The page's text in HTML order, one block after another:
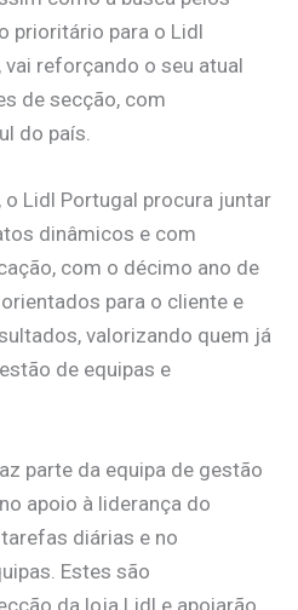
prioritário para o Lidl
reforçando o seu atual
de secção, com
do país.
Lidl Portugal procura juntar
dinâmicos e com
com o décimo ano de
para o cliente e
valorizando quem já
de equipas e
parte da equipa de gestão
apoio à liderança do
diárias e no
Estes são